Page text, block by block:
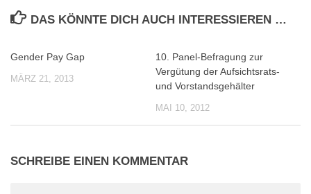
DAS KÖNNTE DICH AUCH INTERESSIEREN …
Gender Pay Gap
MÄRZ 21, 2013
10. Panel-Befragung zur
Vergütung der Aufsichtsrats-
und Vorstandsgehälter
MAI 10, 2012
SCHREIBE EINEN KOMMENTAR